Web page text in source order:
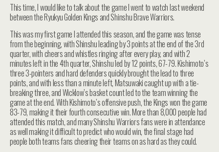
This time, I would like to talk about the game I went to watch last weekend
between the Ryukyu Golden Kings and Shinshu Brave Warriors.
This was my first game I attended this season, and the game was tense
from the beginning, with Shinshu leading by 3 points at the end of the 3rd
quarter, with cheers and whistles ringing after every play, and with 2
minutes left in the 4th quarter, Shinshu led by 12 points, 67-79. Kishimoto’s
three 3-pointers and hard defenders quickly brought the lead to three
points, and with less than a minute left, Matsuwaki caught up with a tie-
breaking three, and Wicklow’s basket count led to the team winning the
game at the end. With Kishimoto’s offensive push, the Kings won the game
83-79, making it their fourth consecutive win. More than 8,000 people had
attended this match, and many Shinshu Warriors fans were in attendance
as well making it difficult to predict who would win, the final stage had
people both teams fans cheering their teams on as hard as they could.